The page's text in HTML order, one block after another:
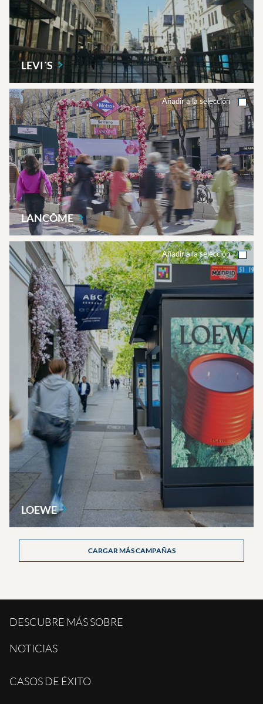
LEVI´S
LANCÔME
Añadir a la selección
LOEWE
Añadir a la selección
CARGAR MÁS CAMPAÑAS
DESCUBRE MÁS SOBRE
NOTICIAS
CASOS DE ÉXITO